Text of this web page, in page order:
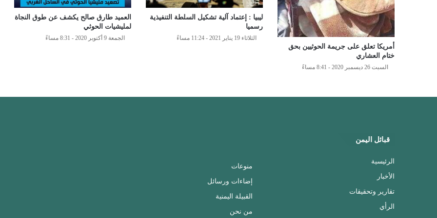
أمريكا تعلق على جريمة الحوثيين بحق
ختام العشاري
السبت 26 ديسمبر 2020 - 8:41 مساءً
ليبيا : إعتماد آلية تشكيل السلطة التنفيذية
رسميا
الثلاثاء 19 يناير 2021 - 11:24 مساءً
العميد طارق صالح يكشف عن طوق النجاة
لمليشيات الحوثي
الجمعة 9 أكتوبر 2020 - 8:31 مساءً
قبائل اليمن
الرئيسية
الأخبار
تقارير وتحقيقات
الرأي
منوعات
إضاءات ورسائل
القبيلة اليمنية
من نحن